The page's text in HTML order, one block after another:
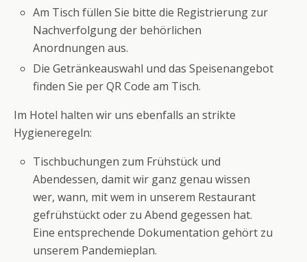
Am Tisch füllen Sie bitte die Registrierung zur
Nachverfolgung der behörlichen
Anordnungen aus.
Die Getränkeauswahl und das Speisenangebot
finden Sie per QR Code am Tisch.
Im Hotel halten wir uns ebenfalls an strikte
Hygieneregeln:
Tischbuchungen zum Frühstück und
Abendessen, damit wir ganz genau wissen
wer, wann, mit wem in unserem Restaurant
gefrühstückt oder zu Abend gegessen hat.
Eine entsprechende Dokumentation gehört zu
unserem Pandemieplan.